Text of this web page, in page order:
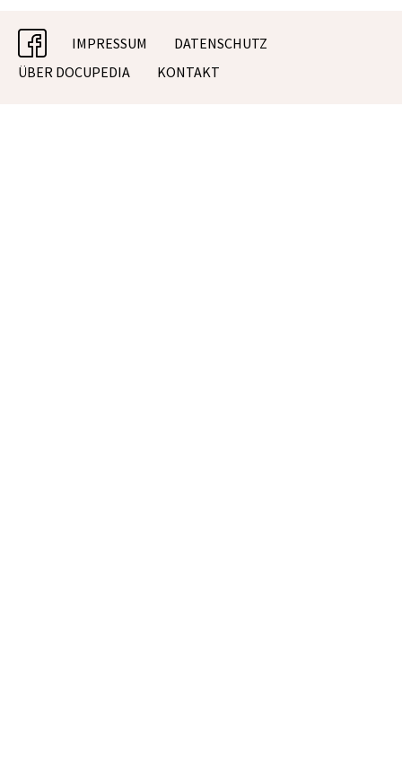
facebookIMPRESSUM
DATENSCHUTZ
ÜBER DOCUPEDIA
KONTAKT